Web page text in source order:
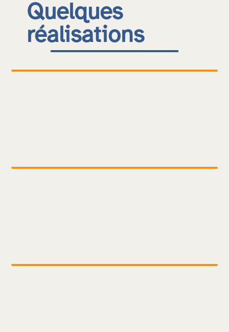
Quelques
réalisations